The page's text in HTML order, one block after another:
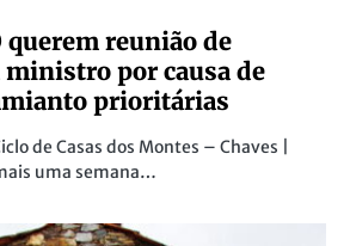
querem reunião de
por causa de
prioritárias
de Casas dos Montes – Chaves |
uma semana…